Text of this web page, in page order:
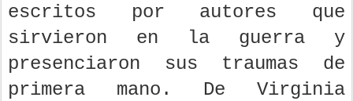
escritos por autores que
sirvieron en la guerra y
presenciaron sus traumas de
primera mano. De Virginia